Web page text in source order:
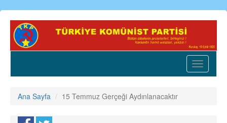
Ana
içeriğe
Toggle
Ana Sayfa 15 Temmuz Gerçeği Aydınlanacaktır